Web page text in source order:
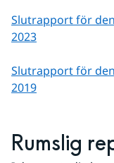
Slutrapport för
2023
Slutrapport för
2019
Rumslig